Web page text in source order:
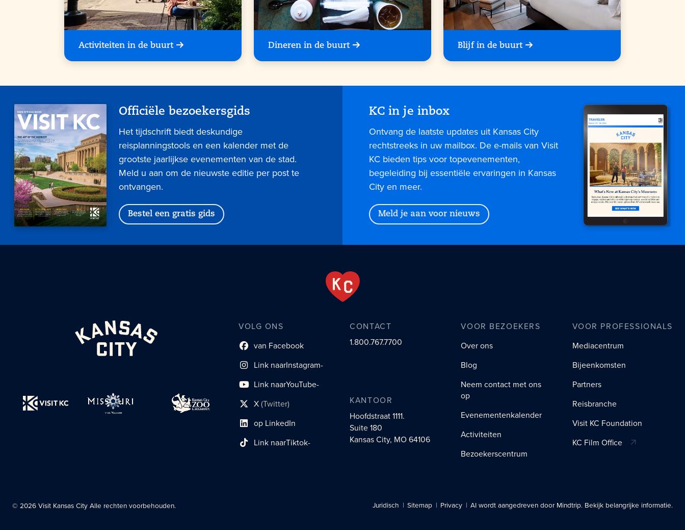
Activiteiten in de buurt Dineren in de buurt Blijf in de buurt
Officiële bezoekersgids
Het tijdschrift biedt deskundige
reisplanningstools en een kalender met de
grootste jaarlijkse evenementen van de stad.
Meld u aan om de nieuwste editie per post te
ontvangen.
Bestel een gratis gids
KC in je inbox
Ontvang de laatste updates uit Kansas City
rechtstreeks in uw mailbox. De e-mails van Visit
KC bieden tips voor topevenementen,
begeleiding bij essentiële ervaringen in Kansas
City en meer.
Meld je aan voor nieuws
VOLG ONS
Link naar sociaal profiel
van Facebook
Link naarInstagram-
sociaal profiel
Link naarYouTube-
sociaal profiel
X(Twitter)
sociaal profiellink
Link naar sociaal profiel
op LinkedIn
Link naarTiktok-
sociaalprofiel
CONTACT
1.800.767.7700
KANTOOR
Hoofdstraat 1111.
Suite 180
Kansas City, MO 64106
VOOR BEZOEKERS
Over ons
Blog
Neem contact met ons
op
Evenementenkalender
Activiteiten
Bezoekerscentrum
VOOR PROFESSIONALS
Mediacentrum
Bijeenkomsten
Partners
Reisbranche
Visit KC Foundation
KC Film Office
Juridisch Sitemap Privacy AI wordt aangedreven door Mindtrip. Bekijk belangrijke informatie.
© 2026 Visit Kansas City Alle rechten voorbehouden.